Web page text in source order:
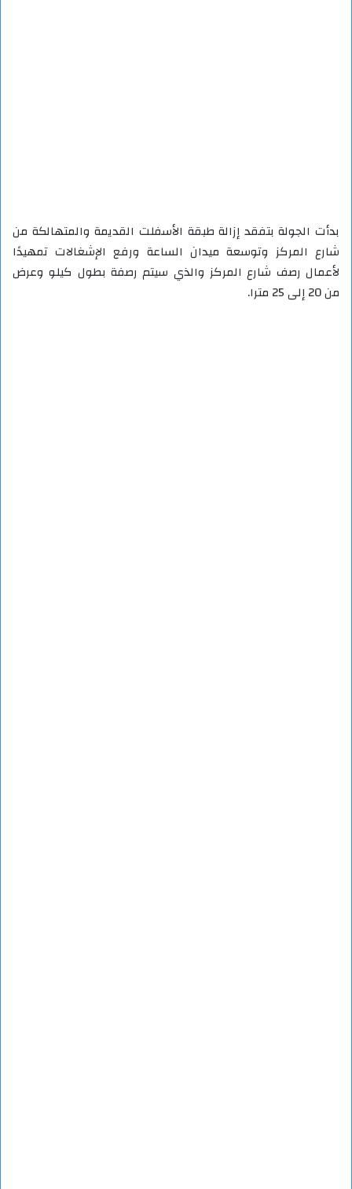
بدأت الجولة بتفقد إزالة طبقة الأسفلت القديمة والمتهالكة من
شارع المركز وتوسعة ميدان الساعة ورفع الإشغالات تمهيدًا
لأعمال رصف شارع المركز والذي سيتم رصفة بطول كيلو وعرض
من 20 إلى 25 مترا.